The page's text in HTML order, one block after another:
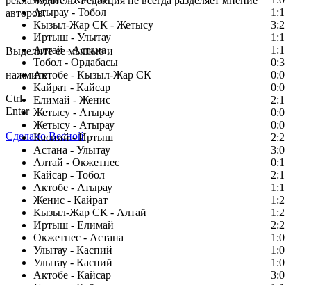
Атырау - Тобол
1:1
Кызыл-Жар СК - Жетысу
3:2
Иртыш - Улытау
1:1
Алтай - Астана
1:1
Тобол - Ордабасы
0:3
Актобе - Кызыл-Жар СК
0:0
Кайрат - Кайсар
0:0
Елимай - Женис
2:1
Жетысу - Атырау
0:0
Жетысу - Атырау
0:0
Каспий - Иртыш
2:2
Астана - Улытау
3:0
Алтай - Окжетпес
0:1
Кайсар - Тобол
2:1
Актобе - Атырау
1:1
Женис - Кайрат
1:2
Кызыл-Жар СК - Алтай
1:2
Иртыш - Елимай
2:2
Окжетпес - Астана
1:0
Улытау - Каспий
1:0
Улытау - Каспий
1:0
Актобе - Кайсар
3:0
авторов.
Заметили ошибку в тексте?
Выделите ее мышью и
нажмите
Ctrl
Enter
Сделано Весной